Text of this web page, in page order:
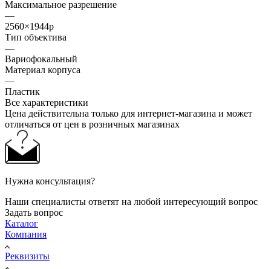
Максимальное разрешение
—
2560×1944p
Тип объектива
—
Вариофокальный
Материал корпуса
—
Пластик
Все характеристики
Цена действительна только для интернет-магазина и может
отличаться от цен в розничных магазинах
Нужна консультация?
Наши специалисты ответят на любой интересующий вопрос
Задать вопрос
Каталог
Компания
Реквизиты